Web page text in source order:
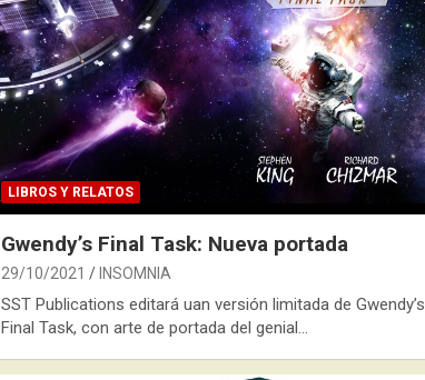
LIBROS Y RELATOS
Gwendy’s Final Task: Nueva portada
29/10/2021 INSOMNIA
SST Publications editará uan versión limitada de Gwendy’s
Final Task, con arte de portada del genial…